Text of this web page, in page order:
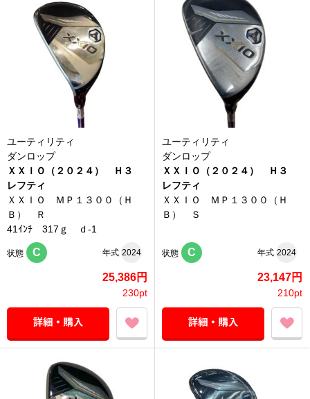
ユーティリティ
ダンロップ
ＸＸＩＯ（２０２４） Ｈ３
レフティ
ＸＸＩＯ ＭＰ１３００（Ｈ
Ｂ） Ｒ
41ｲﾝﾁ 317ｇ ｄ-1
状態 C 年式 2024
25,386円
230pt
ユーティリティ
ダンロップ
ＸＸＩＯ（２０２４） Ｈ３
レフティ
ＸＸＩＯ ＭＰ１３００（Ｈ
Ｂ） Ｓ
状態 C 年式 2024
23,147円
210pt